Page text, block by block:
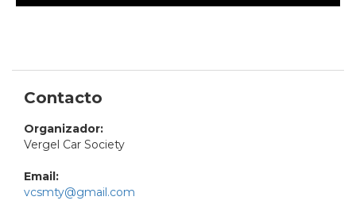
Contacto
Organizador:
Vergel Car Society
Email:
vcsmty@gmail.com